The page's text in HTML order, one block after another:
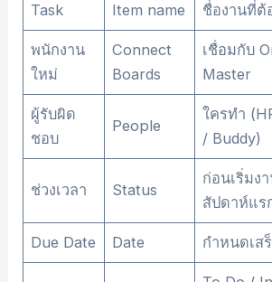
Task Item name ชื่องานที่ต้
พนักงาน
ใหม่
Connect
Boards
เชื่อมกับ
Master
ผู้รับผิด
ชอบ
People
ใครทำ
/ Buddy)
ช่วงเวลา Status
ก่อนเริ่มง
สัปดาห์แร
Due Date Date กำหนดเส